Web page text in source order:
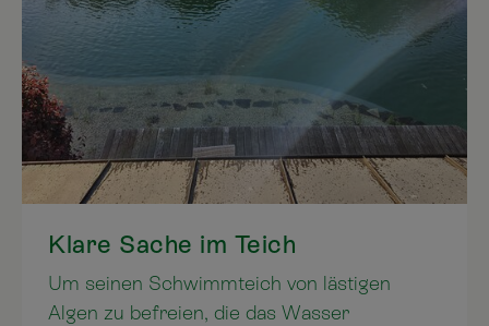
Mikroorganismen bis hin Schutz vor
Insektenstichen.
Klare Sache im Teich
Um seinen Schwimmteich von lästigen
Algen zu befreien, die das Wasser